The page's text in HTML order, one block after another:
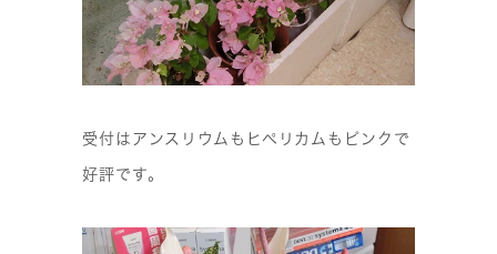
受付はアンスリウムもヒペリカムもピンクで
好評です。